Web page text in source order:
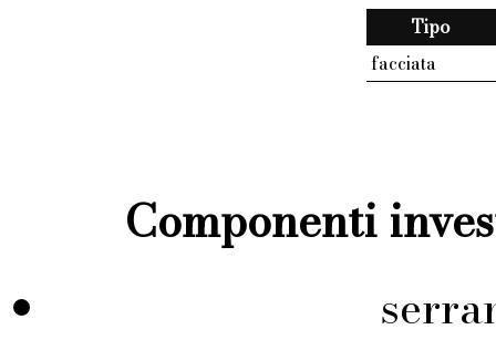
Tipo
facciata
Componenti